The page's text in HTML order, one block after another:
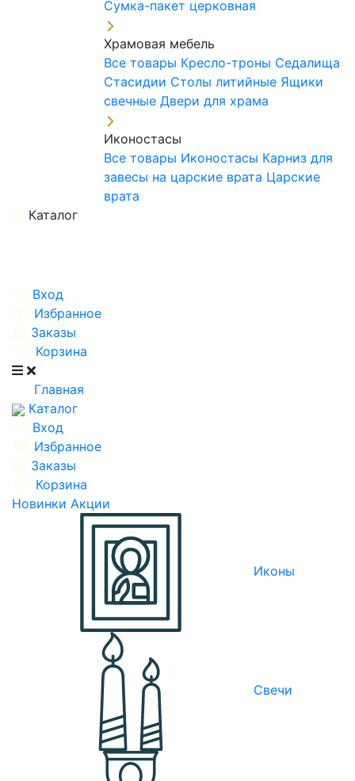
Сумка-пакет церковная
Храмовая мебель
Все товары Кресло-троны Седалища
Стасидии Столы литийные Ящики
свечные Двери для храма
Иконостасы
Все товары Иконостасы Карниз для
завесы на царские врата Царские
врата
Каталог
Вход
Избранное
Заказы
Корзина
Главная
Каталог
Вход
Избранное
Заказы
Корзина
Новинки Акции
Иконы
Свечи